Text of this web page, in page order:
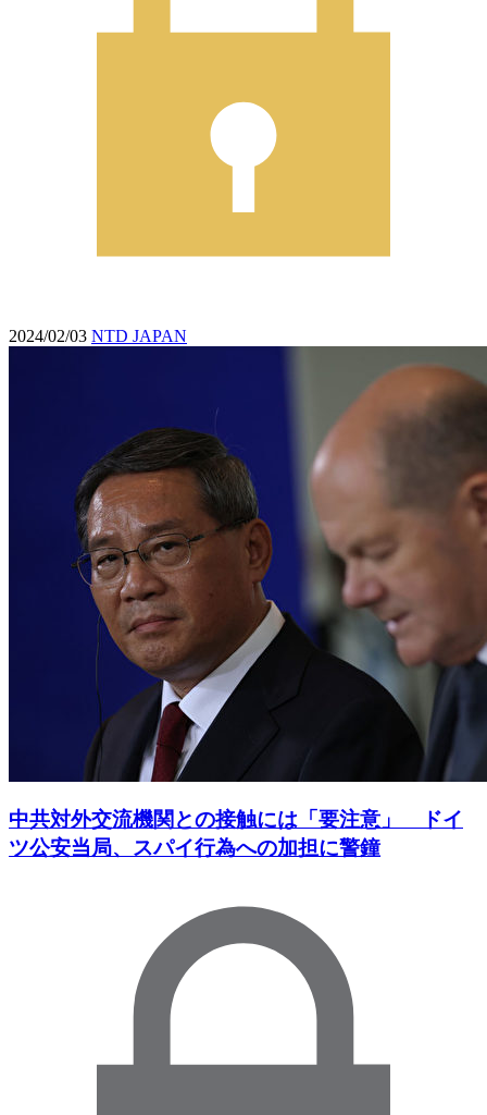
2024/02/03 NTD JAPAN
中共対外交流機関との接触には「要注意」 ドイ
ツ公安当局、スパイ行為への加担に警鐘